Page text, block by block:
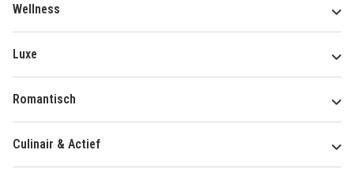
Wellness
Luxe
Romantisch
Culinair & Actief